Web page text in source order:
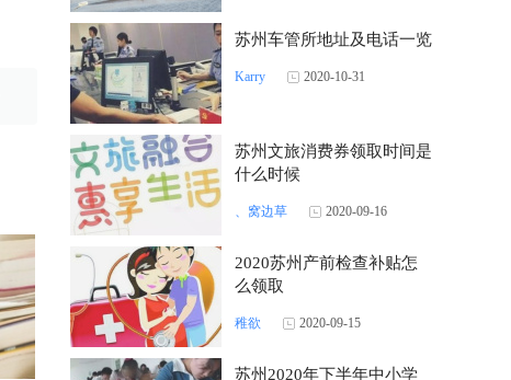
苏州车管所地址及电话一览
Karry 2020-10-31
苏州文旅消费券领取时间是
什么时候
、窝边草 2020-09-16
2020苏州产前检查补贴怎
么领取
稚欲 2020-09-15
苏州2020年下半年中小学